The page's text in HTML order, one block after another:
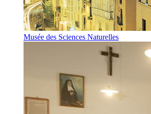
Musée des Sciences Naturelles